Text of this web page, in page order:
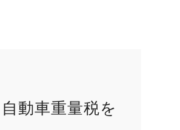
動車重量税を